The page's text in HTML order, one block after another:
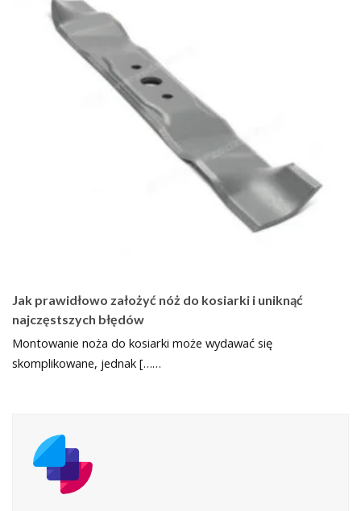
Jak prawidłowo założyć nóż do kosiarki i uniknąć
najczęstszych błędów
Montowanie noża do kosiarki może wydawać się
skomplikowane, jednak [……